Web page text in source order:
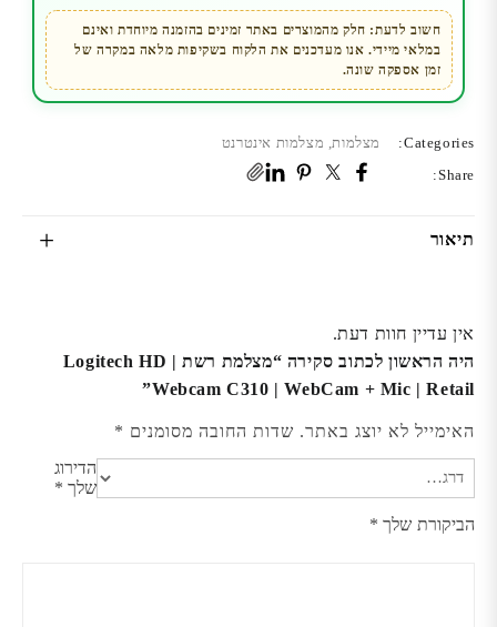
|
WebCam
|
חשוב לדעת: חלק מהמוצרים באתר זמינים בהזמנה מיוחדת ואינם
במלאי מיידי. אנו מעדכנים את הלקוח בשקיפות מלאה במקרה של
זמן אספקה שונה.
Categories: מצלמות מצלמות אינטרנט
Share:
תיאור
אין עדיין חוות דעת.
היה הראשון לכתוב סקירה “מצלמת רשת | Logitech HD
Webcam C310 | WebCam + Mic | Retail”
האימייל לא יוצג באתר. שדות החובה מסומנים *
הדירוג
שלך *
הביקורת שלך *